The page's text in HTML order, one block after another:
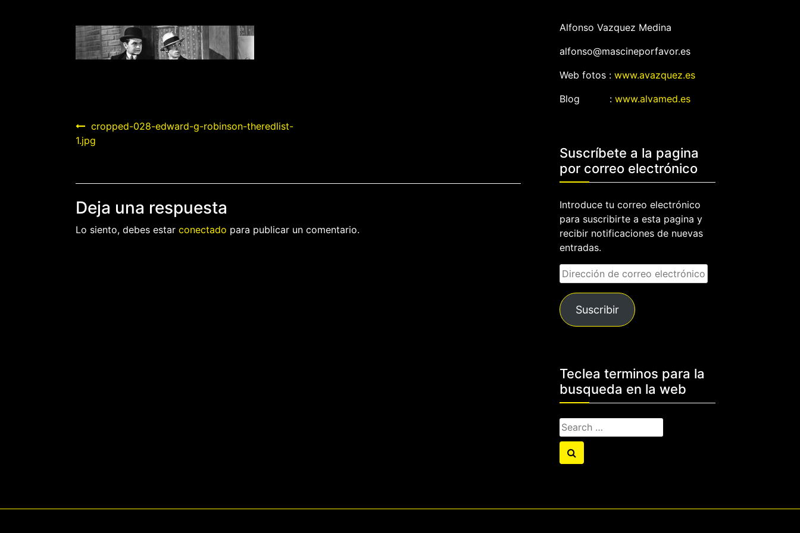
Navegación
de
cropped-028-edward-g-robinson-theredlist-
1.jpg
Deja una respuesta
Lo siento, debes estar conectado para publicar un comentario.
Alfonso Vazquez Medina
alfonso@mascineporfavor.es
Web fotos : www.avazquez.es
Blog : www.alvamed.es
Suscríbete a la pagina
por correo electrónico
Introduce tu correo electrónico
para suscribirte a esta pagina y
recibir notificaciones de nuevas
entradas.
Dirección
de
correo
electrónico
Suscribir
Teclea terminos para la
busqueda en la web
Search
for:
Search